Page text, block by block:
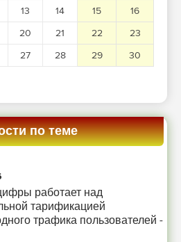
13 14 15
16
20 21 22
23
27 28 29
30
по теме
работает над
тарификацией
трафика пользователей -